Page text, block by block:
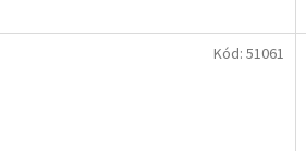
Kód: 51061